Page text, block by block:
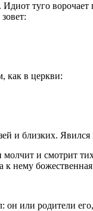
туго
как в церкви:
и близких.
и смотрит
нему
или родители